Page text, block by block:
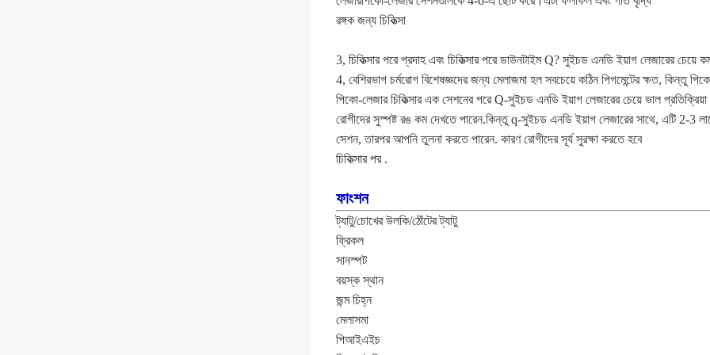
রঙ্গক জন্য চিকিত্সা
3, চিকিত্সার পরে প্রদাহ এবং চিকিত্সার পরে ডাউনটাইম Q? সুইচড এনডি ইয়াগ লেজারের চেয়ে
4, বেশিরভাগ চর্মরোগ বিশেষজ্ঞদের জন্য মেলাজমা হল সবচেয়ে কঠিন পিগমেন্টের ক্ষত, কিন্তু
পিকো-লেজার চিকিত্সার এক সেশনের পরে Q-সুইচড এনডি ইয়াগ লেজারের চেয়ে ভাল প্রতিক্রিয়া
রোগীদের সুস্পষ্ট রঙ কম দেখতে পারেন.কিন্তু q-সুইচড এনডি ইয়াগ লেজারের সাথে, এটি 2-3
সেশন, তারপর আপনি তুলনা করতে পারেন. কারণ রোগীদের সূর্য সুরক্ষা করতে হবে
চিকিত্সার পর .
ফাংশন
ট্যাটু/চোখের উলকি/ঠোঁটের ট্যাটু
ফ্রিকল
সানস্পট
বয়স্ক স্থান
জন্ম চিহ্ন
মেলাসমা
পিআইএইচ